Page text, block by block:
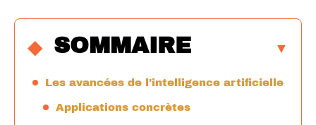
SOMMAIRE
Les avancées de l’intelligence artificielle
Applications concrètes